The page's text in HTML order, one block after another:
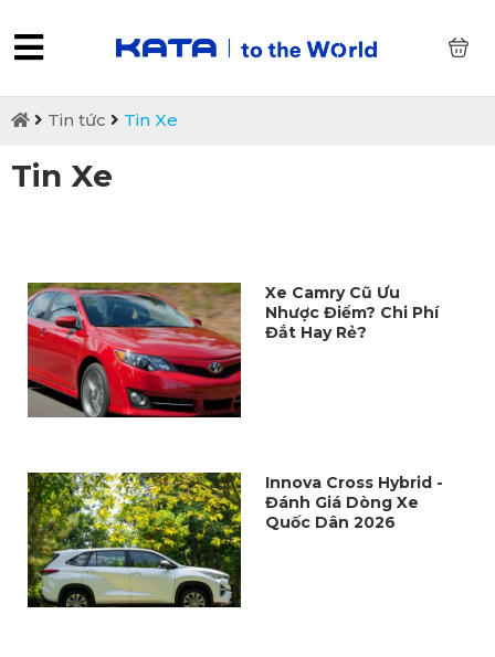
Tin tức Tin Xe
Tin Xe
Xe Camry Cũ Ưu
Nhược Điểm? Chi Phí
Đắt Hay Rẻ?
Innova Cross Hybrid -
Đánh Giá Dòng Xe
Quốc Dân 2026